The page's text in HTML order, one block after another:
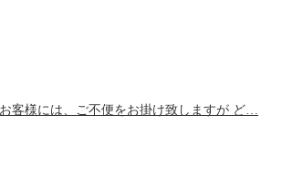
客様には、ご不便をお掛け致しますが ど…